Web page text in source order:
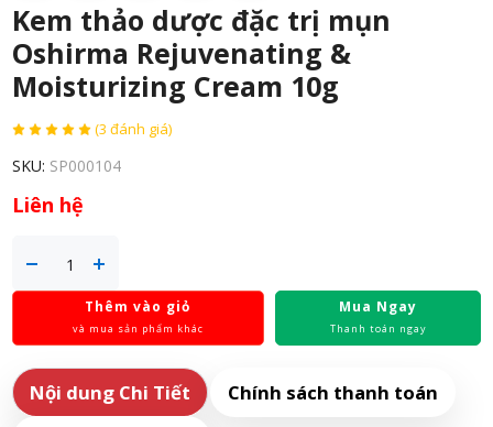
Kem thảo dược đặc trị mụn
Oshirma Rejuvenating &
Moisturizing Cream 10g
(3 đánh giá)
SKU: SP000104
Liên hệ
Thêm vào giỏ
và mua sản phẩm khác
Mua Ngay
Thanh toán ngay
Nội dung Chi Tiết
Chính sách thanh toán